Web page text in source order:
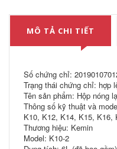
MÔ TẢ CHI TIẾT
Số chứng chỉ:
Trạng thái chứng chỉ: hợp
Tên sản phẩm: Hộp nóng
Thông số kỹ thuật và
K10, K12, K14, K15, K16,
Thương hiệu: Kemin
Model: K10-2